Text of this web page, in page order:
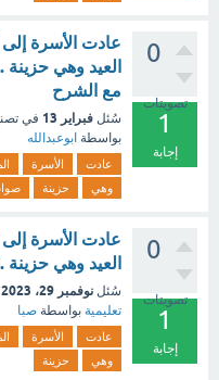
0
تصويتات
1
إجابة
عادت الأسرة
العيد وهي
مع الشرح
سُئل فبراير 13 في
بواسطة ابوعبدالله
عادت الأسرة
وهي
حزينة
0
تصويتات
1
إجابة
عادت الأسرة
العيد وهي
سُئل نوفمبر 29، 2023
تعليمية بواسطة صبا
عادت الأسرة
وهي
حزينة